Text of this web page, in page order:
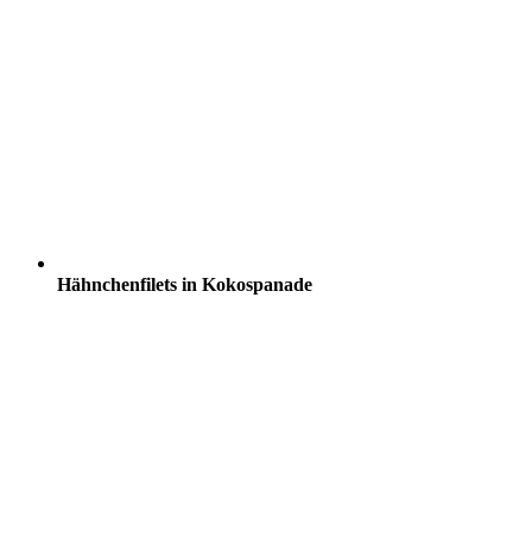
Hähnchenfilets in Kokospanade